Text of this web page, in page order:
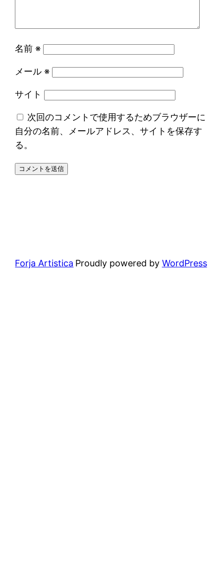
名前 ※
メール ※
サイト
次回のコメントで使用するためブラウザーに
自分の名前、メールアドレス、サイトを保存す
る。
Forja Artistica Proudly powered by WordPress